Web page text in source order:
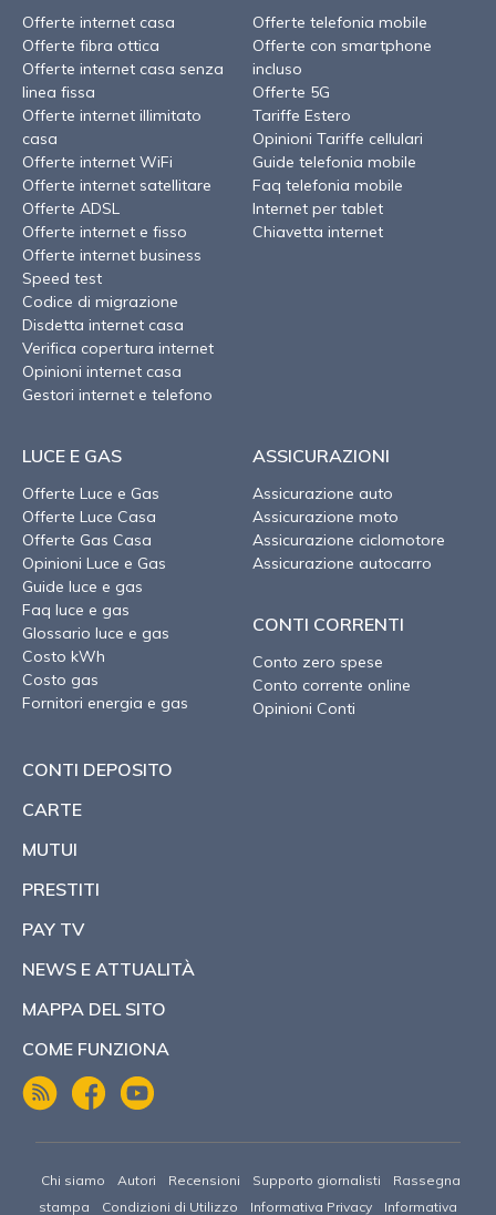
Offerte internet casa
Offerte fibra ottica
Offerte internet casa senza
linea fissa
Offerte internet illimitato
casa
Offerte internet WiFi
Offerte internet satellitare
Offerte ADSL
Offerte internet e fisso
Offerte internet business
Speed test
Codice di migrazione
Disdetta internet casa
Verifica copertura internet
Opinioni internet casa
Gestori internet e telefono
Offerte telefonia mobile
Offerte con smartphone
incluso
Offerte 5G
Tariffe Estero
Opinioni Tariffe cellulari
Guide telefonia mobile
Faq telefonia mobile
Internet per tablet
Chiavetta internet
LUCE E GAS
Offerte Luce e Gas
Offerte Luce Casa
Offerte Gas Casa
Opinioni Luce e Gas
Guide luce e gas
Faq luce e gas
Glossario luce e gas
Costo kWh
Costo gas
Fornitori energia e gas
ASSICURAZIONI
Assicurazione auto
Assicurazione moto
Assicurazione ciclomotore
Assicurazione autocarro
CONTI CORRENTI
Conto zero spese
Conto corrente online
Opinioni Conti
CONTI DEPOSITO
CARTE
MUTUI
PRESTITI
PAY TV
NEWS E ATTUALITÀ
MAPPA DEL SITO
COME FUNZIONA
Chi siamo Autori Recensioni Supporto giornalisti
Rassegna
stampa
Condizioni di Utilizzo Informativa Privacy Informativa